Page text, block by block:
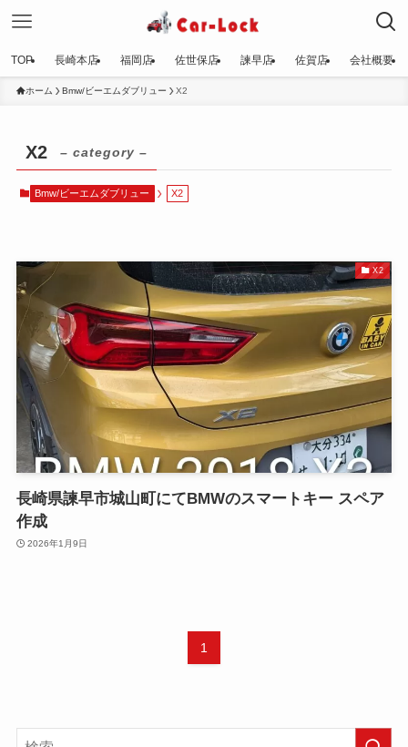
TOP 長崎本店 福岡店 佐世保店 諫早店 佐賀店 会社概要
ホーム Bmw/ビーエムダブリュー X2
X2 – category –
Bmw/ビーエムダブリュー X2
X2
長崎県諫早市城山町にてBMWのスマートキー スペア
作成
2026年1月9日
1